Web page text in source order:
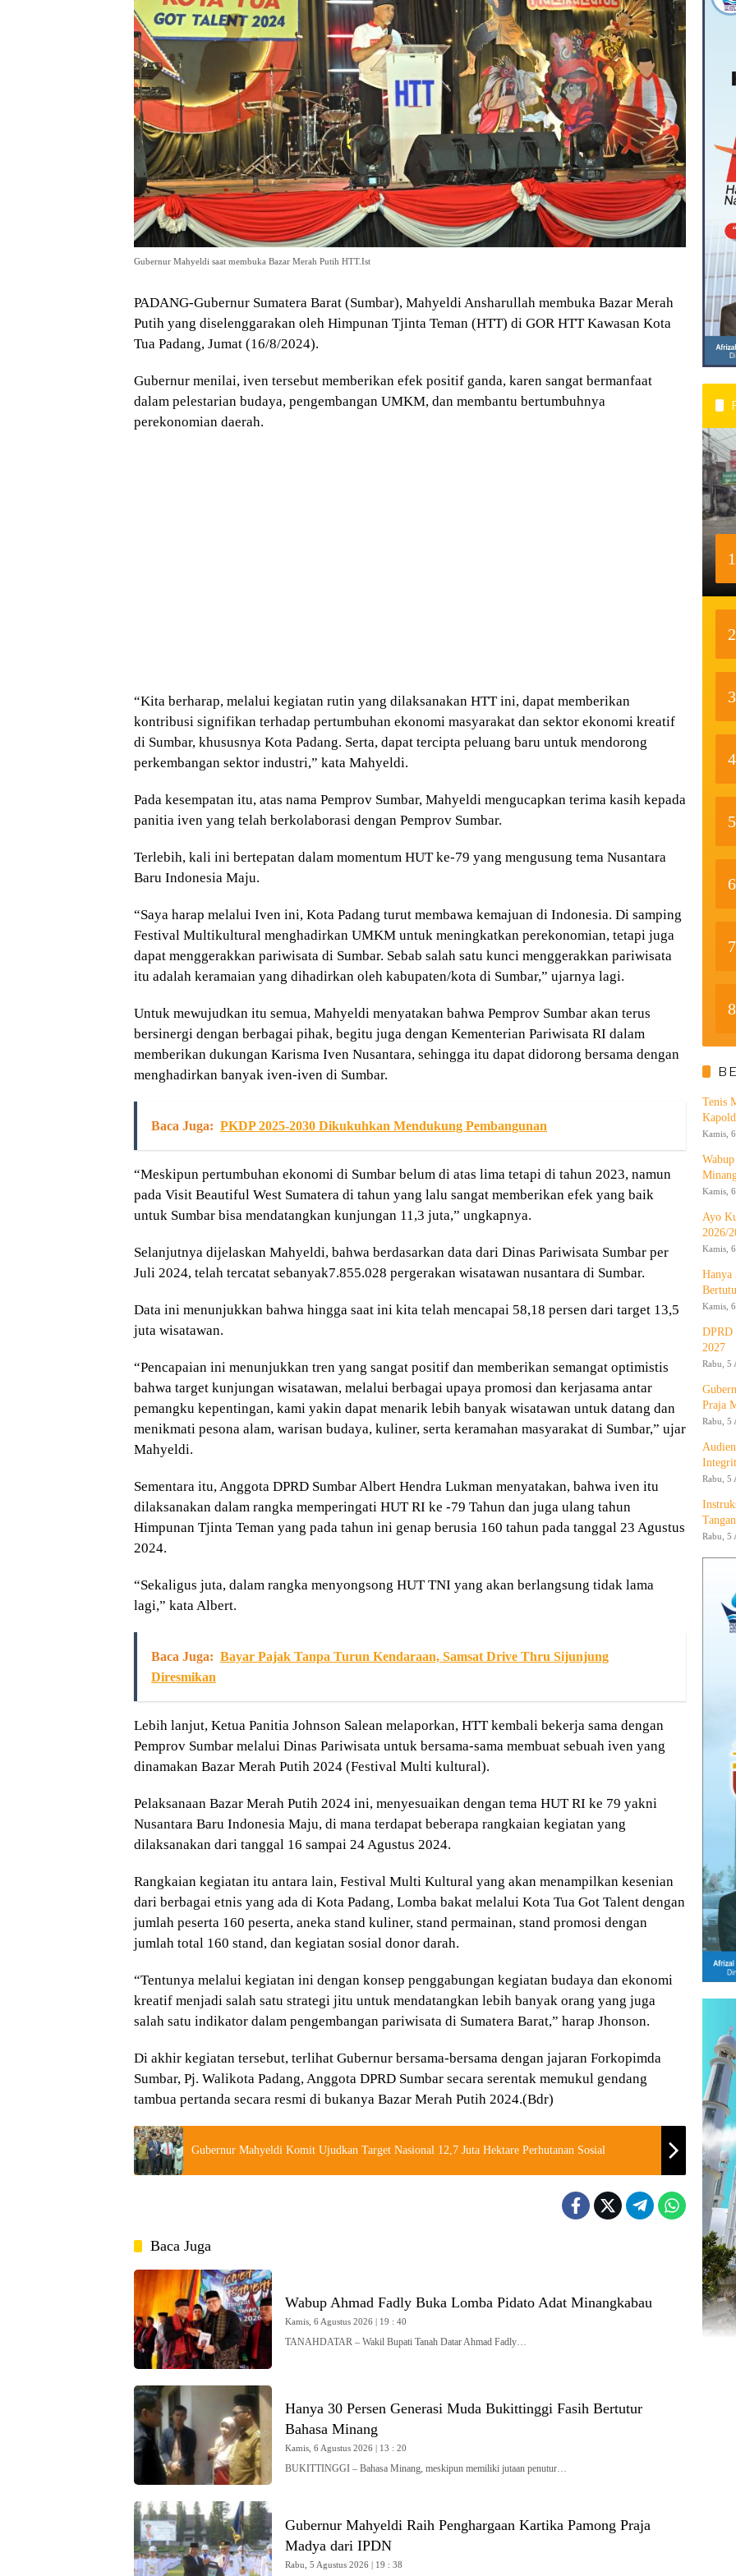
Gubernur Mahyeldi saat membuka Bazar Merah Putih HTT.Ist
PADANG-Gubernur Sumatera Barat (Sumbar), Mahyeldi Ansharullah membuka Bazar Merah
Putih yang diselenggarakan oleh Himpunan Tjinta Teman (HTT) di GOR HTT Kawasan Kota
Tua Padang, Jumat (16/8/2024).
Gubernur menilai, iven tersebut memberikan efek positif ganda, karen sangat bermanfaat
dalam pelestarian budaya, pengembangan UMKM, dan membantu bertumbuhnya
perekonomian daerah.
“Kita berharap, melalui kegiatan rutin yang dilaksanakan HTT ini, dapat memberikan
kontribusi signifikan terhadap pertumbuhan ekonomi masyarakat dan sektor ekonomi kreatif
di Sumbar, khususnya Kota Padang. Serta, dapat tercipta peluang baru untuk mendorong
perkembangan sektor industri,” kata Mahyeldi.
Pada kesempatan itu, atas nama Pemprov Sumbar, Mahyeldi mengucapkan terima kasih kepada
panitia iven yang telah berkolaborasi dengan Pemprov Sumbar.
Terlebih, kali ini bertepatan dalam momentum HUT ke-79 yang mengusung tema Nusantara
Baru Indonesia Maju.
“Saya harap melalui Iven ini, Kota Padang turut membawa kemajuan di Indonesia. Di samping
Festival Multikultural menghadirkan UMKM untuk meningkatkan perekonomian, tetapi juga
dapat menggerakkan pariwisata di Sumbar. Sebab salah satu kunci menggerakkan pariwisata
itu adalah keramaian yang dihadirkan oleh kabupaten/kota di Sumbar,” ujarnya lagi.
Untuk mewujudkan itu semua, Mahyeldi menyatakan bahwa Pemprov Sumbar akan terus
bersinergi dengan berbagai pihak, begitu juga dengan Kementerian Pariwisata RI dalam
memberikan dukungan Karisma Iven Nusantara, sehingga itu dapat didorong bersama dengan
menghadirkan banyak iven-iven di Sumbar.
Baca Juga: PKDP 2025-2030 Dikukuhkan Mendukung Pembangunan
“Meskipun pertumbuhan ekonomi di Sumbar belum di atas lima tetapi di tahun 2023, namun
pada Visit Beautiful West Sumatera di tahun yang lalu sangat memberikan efek yang baik
untuk Sumbar bisa mendatangkan kunjungan 11,3 juta,” ungkapnya.
Selanjutnya dijelaskan Mahyeldi, bahwa berdasarkan data dari Dinas Pariwisata Sumbar per
Juli 2024, telah tercatat sebanyak7.855.028 pergerakan wisatawan nusantara di Sumbar.
Data ini menunjukkan bahwa hingga saat ini kita telah mencapai 58,18 persen dari target 13,5
juta wisatawan.
“Pencapaian ini menunjukkan tren yang sangat positif dan memberikan semangat optimistis
bahwa target kunjungan wisatawan, melalui berbagai upaya promosi dan kerjasama antar
pemangku kepentingan, kami yakin dapat menarik lebih banyak wisatawan untuk datang dan
menikmati pesona alam, warisan budaya, kuliner, serta keramahan masyarakat di Sumbar,” ujar
Mahyeldi.
Sementara itu, Anggota DPRD Sumbar Albert Hendra Lukman menyatakan, bahwa iven itu
dilaksanakan dalam rangka memperingati HUT RI ke -79 Tahun dan juga ulang tahun
Himpunan Tjinta Teman yang pada tahun ini genap berusia 160 tahun pada tanggal 23 Agustus
2024.
“Sekaligus juta, dalam rangka menyongsong HUT TNI yang akan berlangsung tidak lama
lagi,” kata Albert.
Baca Juga: Bayar Pajak Tanpa Turun Kendaraan, Samsat Drive Thru Sijunjung
Diresmikan
Lebih lanjut, Ketua Panitia Johnson Salean melaporkan, HTT kembali bekerja sama dengan
Pemprov Sumbar melalui Dinas Pariwisata untuk bersama-sama membuat sebuah iven yang
dinamakan Bazar Merah Putih 2024 (Festival Multi kultural).
Pelaksanaan Bazar Merah Putih 2024 ini, menyesuaikan dengan tema HUT RI ke 79 yakni
Nusantara Baru Indonesia Maju, di mana terdapat beberapa rangkaian kegiatan yang
dilaksanakan dari tanggal 16 sampai 24 Agustus 2024.
Rangkaian kegiatan itu antara lain, Festival Multi Kultural yang akan menampilkan kesenian
dari berbagai etnis yang ada di Kota Padang, Lomba bakat melalui Kota Tua Got Talent dengan
jumlah peserta 160 peserta, aneka stand kuliner, stand permainan, stand promosi dengan
jumlah total 160 stand, dan kegiatan sosial donor darah.
“Tentunya melalui kegiatan ini dengan konsep penggabungan kegiatan budaya dan ekonomi
kreatif menjadi salah satu strategi jitu untuk mendatangkan lebih banyak orang yang juga
salah satu indikator dalam pengembangan pariwisata di Sumatera Barat,” harap Jhonson.
Di akhir kegiatan tersebut, terlihat Gubernur bersama-bersama dengan jajaran Forkopimda
Sumbar, Pj. Walikota Padang, Anggota DPRD Sumbar secara serentak memukul gendang
tambua pertanda secara resmi di bukanya Bazar Merah Putih 2024.(Bdr)
Gubernur Mahyeldi Komit Ujudkan Target Nasional 12,7 Juta Hektare Perhutanan Sosial
Baca Juga
Wabup Ahmad Fadly Buka Lomba Pidato Adat Minangkabau
Kamis, 6 Agustus 2026 | 19 : 40
TANAHDATAR – Wakil Bupati Tanah Datar Ahmad Fadly…
Hanya 30 Persen Generasi Muda Bukittinggi Fasih Bertutur
Bahasa Minang
Kamis, 6 Agustus 2026 | 13 : 20
BUKITTINGGI – Bahasa Minang, meskipun memiliki jutaan penutur…
Gubernur Mahyeldi Raih Penghargaan Kartika Pamong Praja
Madya dari IPDN
Rabu, 5 Agustus 2026 | 19 : 38
1
2
3
4
5
6
7
8
Tenis
Kamis,
Kamis,
Ayo
2026/
Kamis,
Hanya
Kamis,
DPRD
2027
Rabu, 5
Praja
Rabu, 5
Rabu, 5
Rabu, 5